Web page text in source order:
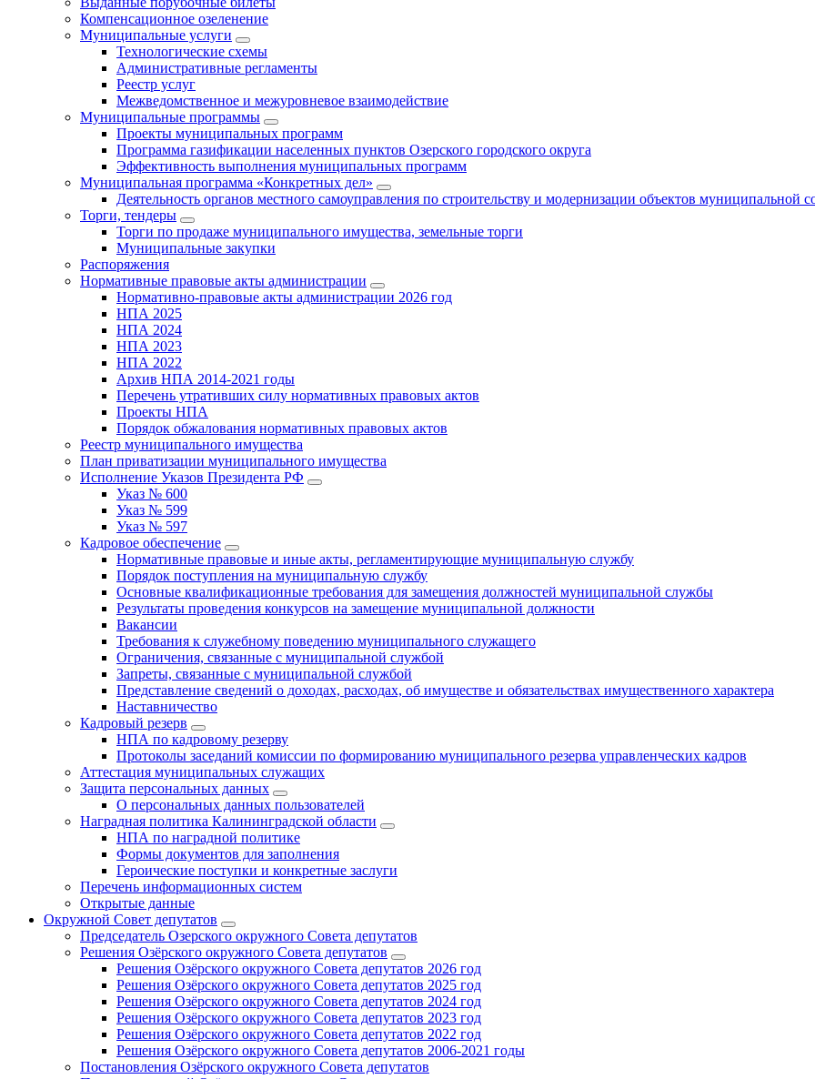
Компенсационное озеленение
Муниципальные услуги
Технологические схемы
Административные регламенты
Реестр услуг
Межведомственное и межуровневое взаимодействие
Муниципальные программы
Проекты муниципальных программ
Программа газификации населенных пунктов Озерского городского округа
Эффективность выполнения муниципальных программ
Муниципальная программа «Конкретных дел»
Деятельность органов местного самоуправления по строительству и модернизации объектов муниципальной
Торги, тендеры
Торги по продаже муниципального имущества, земельные торги
Муниципальные закупки
Распоряжения
Нормативные правовые акты администрации
Нормативно-правовые акты администрации 2026 год
НПА 2025
НПА 2024
НПА 2023
НПА 2022
Архив НПА 2014-2021 годы
Перечень утративших силу нормативных правовых актов
Проекты НПА
Порядок обжалования нормативных правовых актов
Реестр муниципального имущества
План приватизации муниципального имущества
Исполнение Указов Президента РФ
Указ № 600
Указ № 599
Указ № 597
Кадровое обеспечение
Нормативные правовые и иные акты, регламентирующие муниципальную службу
Порядок поступления на муниципальную службу
Основные квалификационные требования для замещения должностей муниципальной службы
Результаты проведения конкурсов на замещение муниципальной должности
Вакансии
Требования к служебному поведению муниципального служащего
Ограничения, связанные с муниципальной службой
Запреты, связанные с муниципальной службой
Представление сведений о доходах, расходах, об имуществе и обязательствах имущественного характера
Наставничество
Кадровый резерв
НПА по кадровому резерву
Протоколы заседаний комиссии по формированию муниципального резерва управленческих кадров
Аттестация муниципальных служащих
Защита персональных данных
О персональных данных пользователей
Наградная политика Калининградской области
НПА по наградной политике
Формы документов для заполнения
Героические поступки и конкретные заслуги
Перечень информационных систем
Открытые данные
Окружной Совет депутатов
Председатель Озерского окружного Совета депутатов
Решения Озёрского окружного Совета депутатов
Решения Озёрского окружного Совета депутатов 2026 год
Решения Озёрского окружного Совета депутатов 2025 год
Решения Озёрского окружного Совета депутатов 2024 год
Решения Озёрского окружного Совета депутатов 2023 год
Решения Озёрского окружного Совета депутатов 2022 год
Решения Озёрского окружного Совета депутатов 2006-2021 годы
Постановления Озёрского окружного Совета депутатов